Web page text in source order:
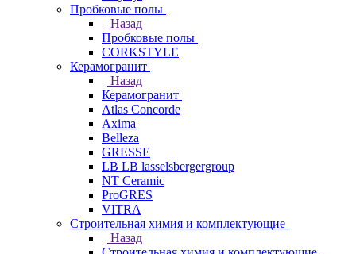
Пробковые полы
Назад
Пробковые полы
CORKSTYLE
Керамогранит
Назад
Керамогранит
Atlas Concorde
Axima
Belleza
GRESSE
LB LB lasselsbergergroup
NT Ceramic
ProGRES
VITRA
Строительная химия и комплектующие
Назад